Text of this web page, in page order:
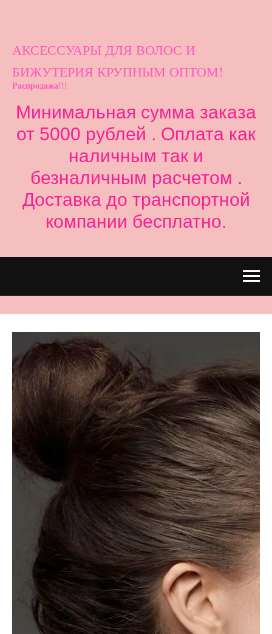
АКСЕССУАРЫ ДЛЯ ВОЛОС И
БИЖУТЕРИЯ КРУПНЫМ ОПТОМ!
Распродажа!!!
Минимальная сумма заказа
от 5000 рублей . Оплата как
наличным так и
безналичным расчетом .
Доставка до транспортной
компании бесплатно.